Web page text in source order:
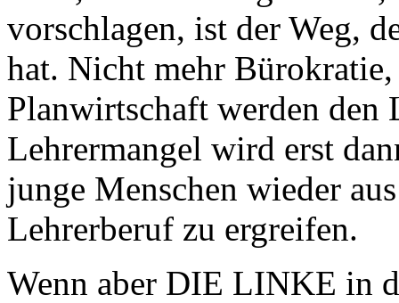
vorschlagen, ist der Weg,
hat. Nicht mehr
Planwirtschaft werden den
Lehrermangel wird erst
junge Menschen wieder
Lehrerberuf zu ergreifen.
Wenn aber DIE LINKE in